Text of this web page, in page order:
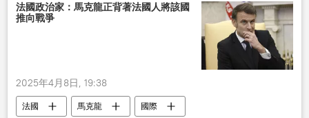
法國政治家：馬克龍正背著法國人將該國
推向戰爭
2025年4月8日, 19:38
法國 馬克龍 國際